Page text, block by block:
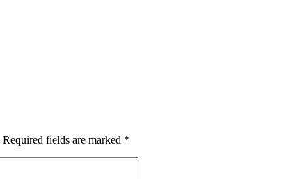
Required fields are marked *